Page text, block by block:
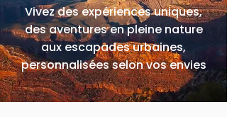
Vivez des expériences uniques,
des aventures en pleine nature
aux escapades urbaines,
personnalisées selon vos envies